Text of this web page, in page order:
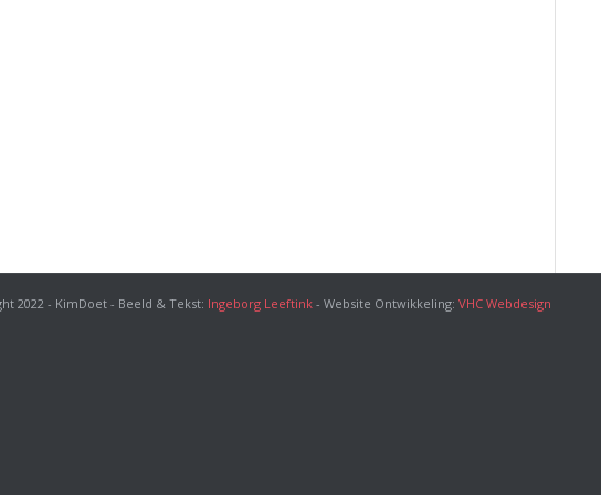
2022 - KimDoet - Beeld & Tekst: Ingeborg Leeftink - Website Ontwikkeling: VHC Webdesign